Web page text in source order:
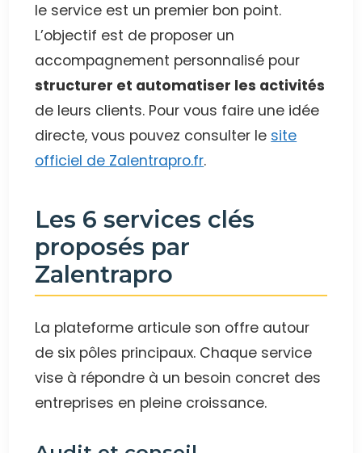
le service est un premier bon point.
L’objectif est de proposer un
accompagnement personnalisé pour
structurer et automatiser les activités
de leurs clients. Pour vous faire une idée
directe, vous pouvez consulter le site
officiel de Zalentrapro.fr.
Les 6 services clés
proposés par
Zalentrapro
La plateforme articule son offre autour
de six pôles principaux. Chaque service
vise à répondre à un besoin concret des
entreprises en pleine croissance.